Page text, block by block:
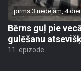
pirms 3 nedēļām, 4
Bērns guļ pie
gulēšanu
11. epizode